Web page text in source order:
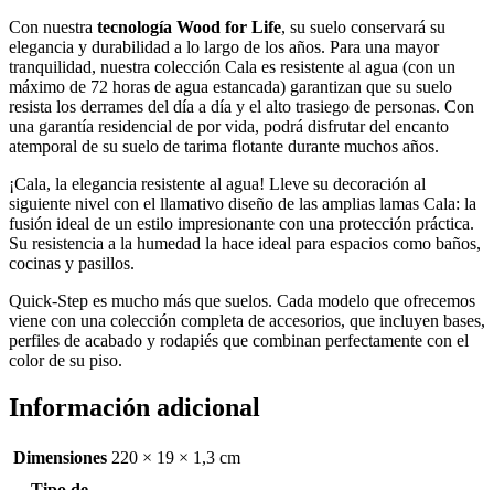
Con nuestra tecnología Wood for Life, su suelo conservará su
elegancia y durabilidad a lo largo de los años. Para una mayor
tranquilidad, nuestra colección Cala es resistente al agua (con un
máximo de 72 horas de agua estancada) garantizan que su suelo
resista los derrames del día a día y el alto trasiego de personas. Con
una garantía residencial de por vida, podrá disfrutar del encanto
atemporal de su suelo de tarima flotante durante muchos años.
¡Cala, la elegancia resistente al agua! Lleve su decoración al
siguiente nivel con el llamativo diseño de las amplias lamas Cala: la
fusión ideal de un estilo impresionante con una protección práctica.
Su resistencia a la humedad la hace ideal para espacios como baños,
cocinas y pasillos.
Quick-Step es mucho más que suelos. Cada modelo que ofrecemos
viene con una colección completa de accesorios, que incluyen bases,
perfiles de acabado y rodapiés que combinan perfectamente con el
color de su piso.
Información adicional
Dimensiones 220 × 19 × 1,3 cm